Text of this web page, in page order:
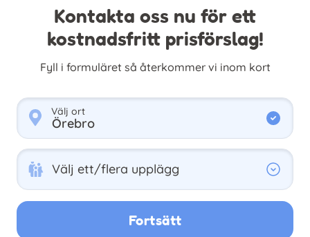
Kontakta oss nu för ett
kostnadsfritt prisförslag!
Fyll i formuläret så återkommer vi inom kort
Välj ort
Välj ett/flera upplägg
Välj ett/flera upplägg
Fortsätt